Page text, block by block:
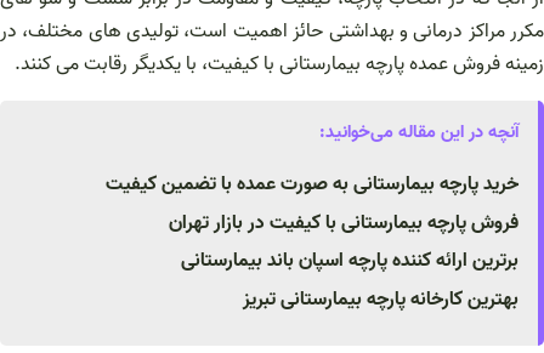
مکرر مراکز درمانی و بهداشتی حائز اهمیت است، تولیدی های مختلف، در
زمینه فروش عمده پارچه بیمارستانی با کیفیت، با یکدیگر رقابت می کنند.
آنچه در این مقاله می‌خوانید:
خرید پارچه بیمارستانی به صورت عمده با تضمین کیفیت
فروش پارچه بیمارستانی با کیفیت در بازار تهران
برترین ارائه کننده پارچه اسپان باند بیمارستانی
بهترین کارخانه پارچه بیمارستانی تبریز